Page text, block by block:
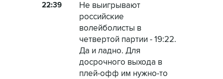
22:39
Не выигрывают
российские
волейболисты в
четвертой партии - 19:22.
Да и ладно. Для
досрочного выхода в
плей-офф им нужно-то